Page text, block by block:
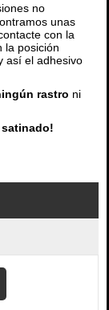
no
unas
con la
la posición
así el adhesivo
rastro ni